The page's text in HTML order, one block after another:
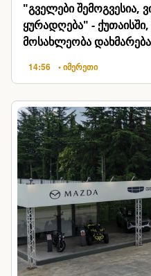
"გველები შემოგვესია,
ყურადღება" - ქუთაისში,
მოსახლეობა
14:56 • იმერეთი